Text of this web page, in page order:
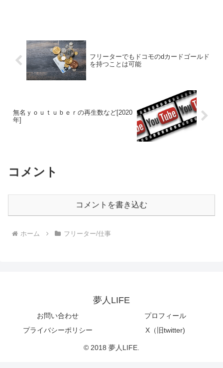
フリーターでもドコモのdカードゴールド
を持つことは可能
無名ｙｏｕｔｕｂｅｒの再生数など[2020
年]
コメント
コメントを書き込む
ホーム フリーター/仕事
夢人LIFE
お問い合わせ
プロフィール
プライバシーポリシー
X（旧twitter)
© 2018 夢人LIFE.